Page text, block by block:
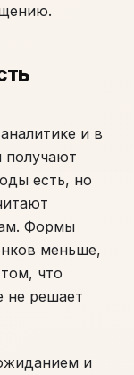
и в
получают
есть, но
Формы
меньше,
что
не решает
и